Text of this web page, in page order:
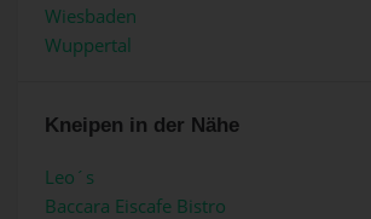
Wiesbaden
Wuppertal
Kneipen in der Nähe
Leo´s
Baccara Eiscafe Bistro